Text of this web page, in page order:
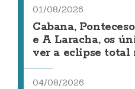
01/08/2026
Cabana,
e A Laracha, os
ver a eclipse total
04/08/2026